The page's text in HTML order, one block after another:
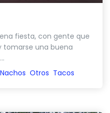
fiesta, con gente que
tomarse una buena
Nachos Otros Tacos